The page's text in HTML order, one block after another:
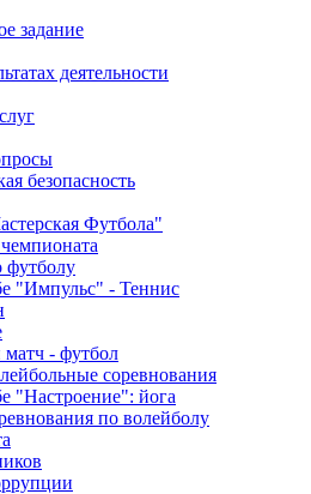
задание
деятельности
безопасность
Футбола"
футболу
"Импульс" - Теннис
- футбол
соревнования
"Настроение": йога
по волейболу